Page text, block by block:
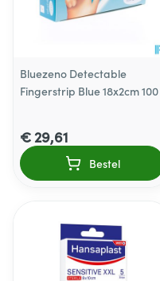
Bluezeno Detectable
Fingerstrip Blue 18x2cm 100
€ 29,61
Bestel